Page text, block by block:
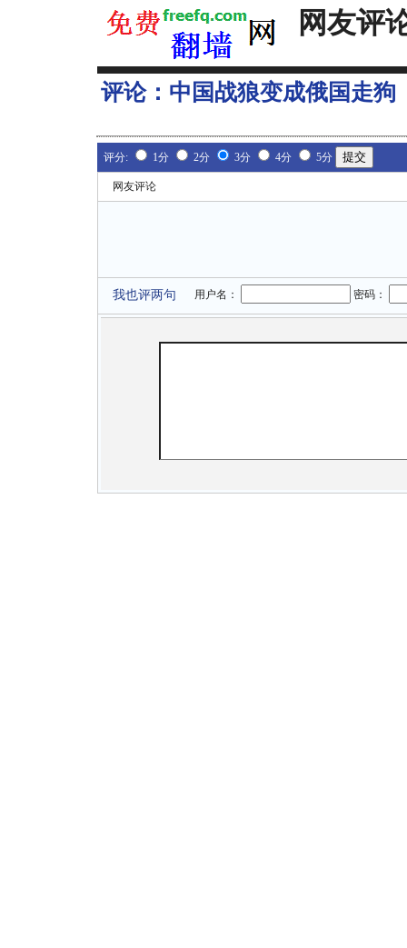
网友评
评论： 中国战狼变成俄国走狗
评分: 1分 2分 3分 4分 5分
网友评论
我也评两句 用户名： 密码：